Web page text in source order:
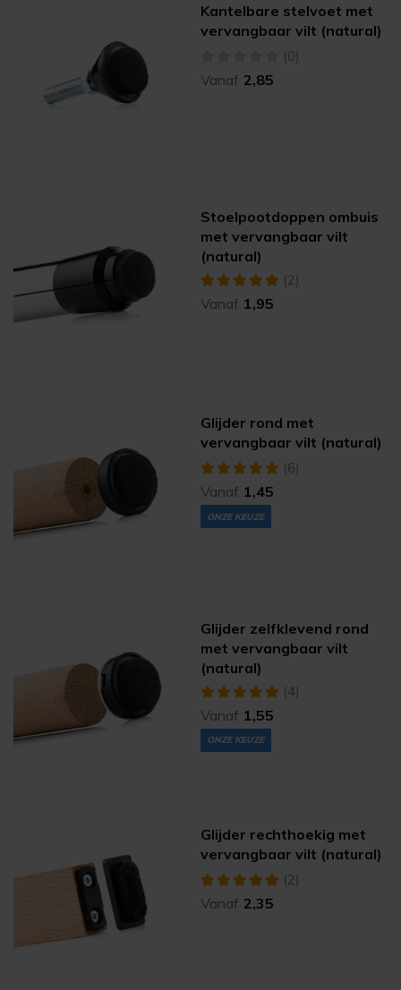
Kantelbare stelvoet met
vervangbaar vilt (natural)
(0)
Vanaf 2,85
Stoelpootdoppen ombuis
met vervangbaar vilt
(natural)
(2)
Vanaf 1,95
Glijder rond met
vervangbaar vilt (natural)
(6)
Vanaf 1,45
ONZE KEUZE
Glijder zelfklevend rond
met vervangbaar vilt
(natural)
(4)
Vanaf 1,55
ONZE KEUZE
Glijder rechthoekig met
vervangbaar vilt (natural)
(2)
Vanaf 2,35